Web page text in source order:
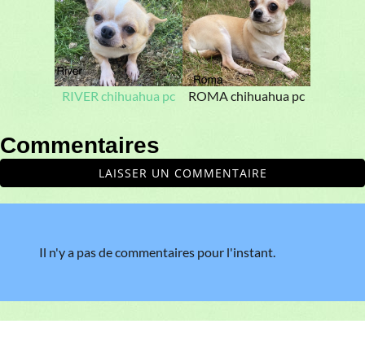
RIVER chihuahua pc ROMA chihuahua pc
Commentaires
LAISSER UN COMMENTAIRE
Il n'y a pas de commentaires pour l'instant.